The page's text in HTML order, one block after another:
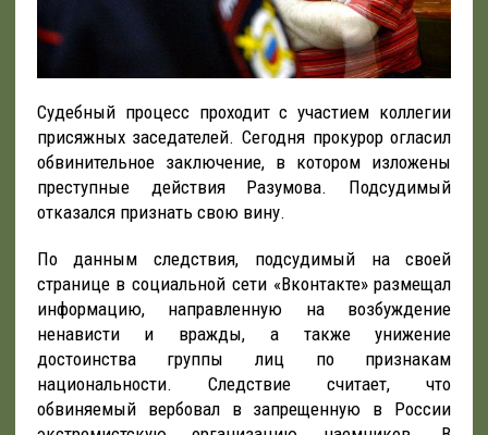
Судебный процесс проходит с участием коллегии
присяжных заседателей. Сегодня прокурор огласил
обвинительное заключение, в котором изложены
преступные действия Разумова. Подсудимый
отказался признать свою вину.
По данным следствия, подсудимый на своей
странице в социальной сети «Вконтакте» размещал
информацию, направленную на возбуждение
ненависти и вражды, а также унижение
достоинства группы лиц по признакам
национальности. Следствие считает, что
обвиняемый вербовал в запрещенную в России